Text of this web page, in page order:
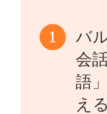
バ
会
語
え